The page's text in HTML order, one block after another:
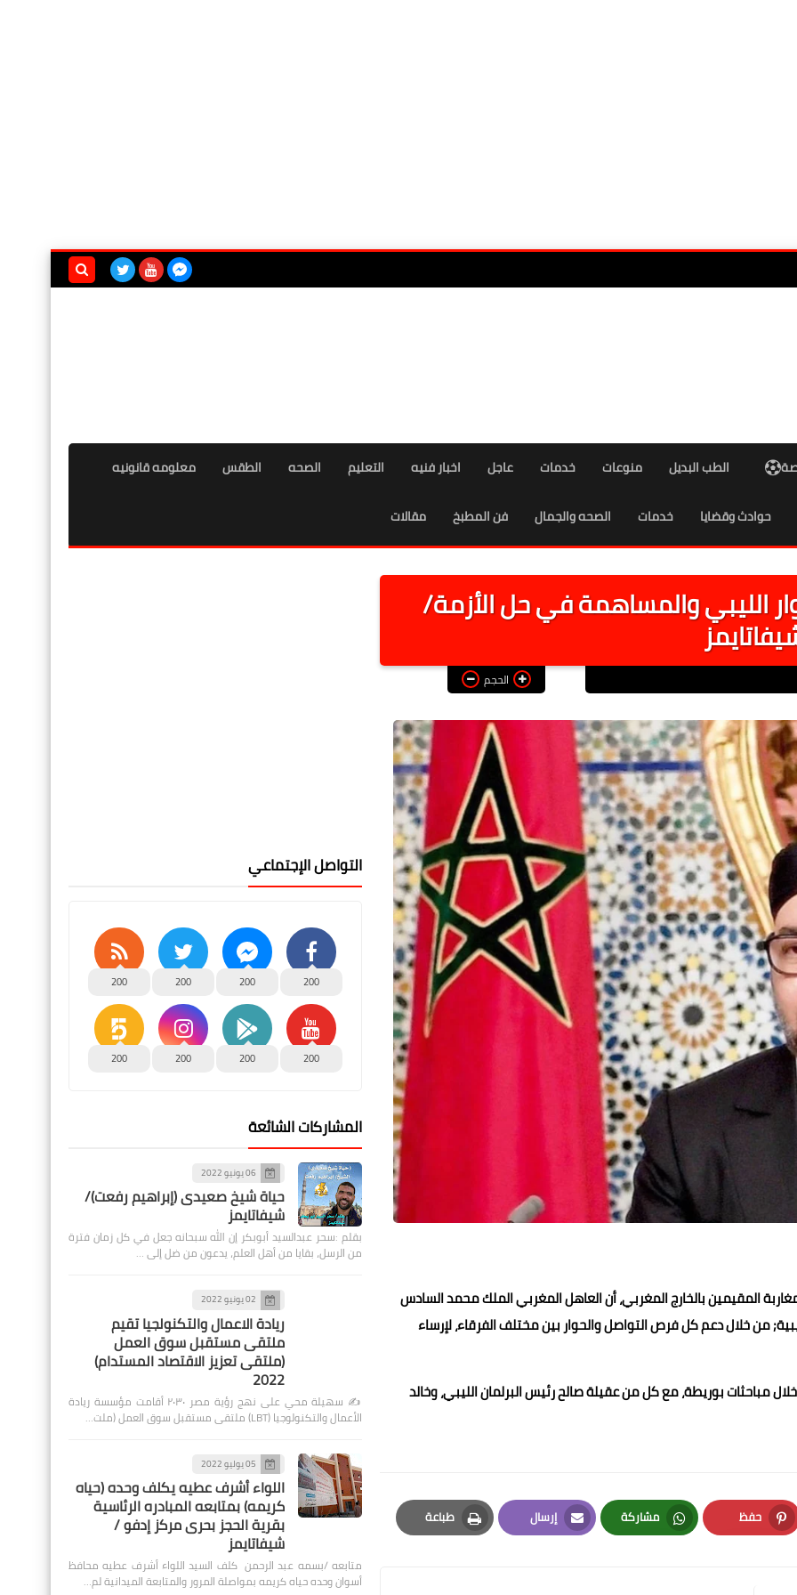
الطب البديل منوعات خدمات عاجل اخبار فنيه التعليم الصحه الطقس معلومه قانونيه
حوادث وقضايا خدمات الصحه والجمال فن المطبخ مقالات
الليبي والمساهمة في حل الأزمة/
الحجم
المقيمين بالخارج المغربي، أن العاهل المغربي الملك محمد السادس
من خلال دعم كل فرص التواصل والحوار بين مختلف الفرقاء، لإرساء
مباحثات بوريطة، مع كل من عقيلة صالح رئيس البرلمان الليبي، وخالد
حفظ
Pinterest
مشاركة
Whatsapp
إرسال
Email
طباعة
Print
التواصل الإجتماعي
200
200
200
200
200
200
200
200
المشاركات الشائعة
06 يونيو 2022
حياة شيخ صعيدى (إبراهيم رفعت)/
شيفاتايمز
بقلم :سحر عبدالسيد أبوبكر إن الله سبحانه جعل في كل زمان فترة
من الرسل، بقايا من أهل العلم، يدعون من ضل إلى …
02 يونيو 2022
ريادة الاعمال والتكنولجيا تقيم
ملتقى مستقبل سوق العمل
(ملتقى تعزيز الاقتصاد المستدام)
2022
✍️ سهيلة محي على نهج رؤية مصر ٢٠٣٠ أقامت مؤسسة ريادة
الأعمال والتكنولوجيا (LBT) ملتقى مستقبل سوق العمل (ملت…
05 يوليو 2022
اللواء أشرف عطيه يكلف وحده (حياه
كريمه) بمتابعه المبادره الرئاسية
بقرية الحجز بحرى مركز إدفو /
شيفاتايمز
متابعه /بسمه عبد الرحمن كلف السيد اللواء أشرف عطيه محافظ
أسوان وحده حياه كريمه بمواصلة المرور والمتابعة الميدانية لم…